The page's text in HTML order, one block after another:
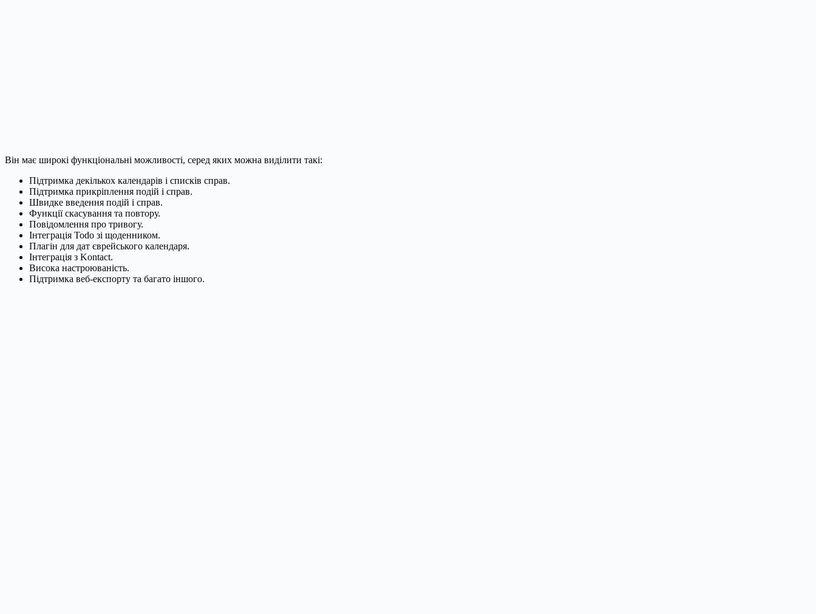
Він має широкі функціональні можливості, серед яких можна виділити такі:
Підтримка декількох календарів і списків справ.
Підтримка прикріплення подій і справ.
Швидке введення подій і справ.
Функції скасування та повтору.
Повідомлення про тривогу.
Інтеграція Todo зі щоденником.
Плагін для дат єврейського календаря.
Інтеграція з Kontact.
Висока настроюваність.
Підтримка веб-експорту та багато іншого.